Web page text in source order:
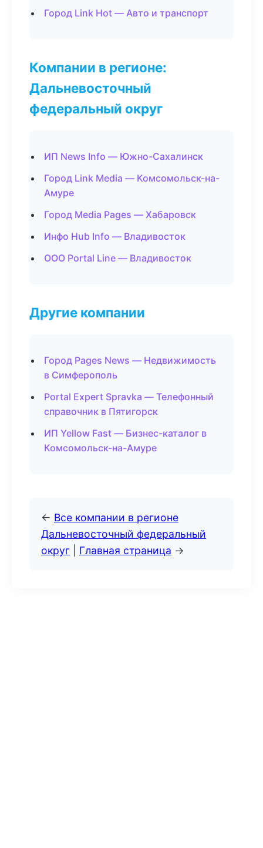
Город Link Hot — Авто и транспорт
Компании в регионе:
Дальневосточный
федеральный округ
ИП News Info — Южно-Сахалинск
Город Link Media — Комсомольск-на-
Амуре
Город Media Pages — Хабаровск
Инфо Hub Info — Владивосток
ООО Portal Line — Владивосток
Другие компании
Город Pages News — Недвижимость
в Симферополь
Portal Expert Spravka — Телефонный
справочник в Пятигорск
ИП Yellow Fast — Бизнес-каталог в
Комсомольск-на-Амуре
← Все компании в регионе
Дальневосточный федеральный
округ
Главная страница →